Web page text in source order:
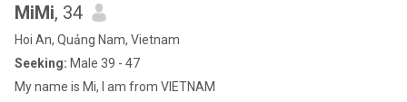
MiMi, 34
Hoi An, Quảng Nam, Vietnam
Seeking: Male 39 - 47
My name is Mi, I am from VIETNAM